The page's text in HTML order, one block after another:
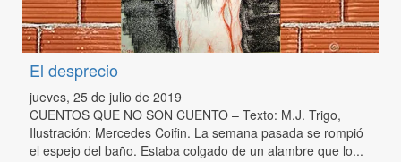
El desprecio
jueves, 25 de julio de 2019
CUENTOS QUE NO SON CUENTO – Texto: M.J. Trigo,
Ilustración: Mercedes Coifin. La semana pasada se rompió
el espejo del baño. Estaba colgado de un alambre que lo...